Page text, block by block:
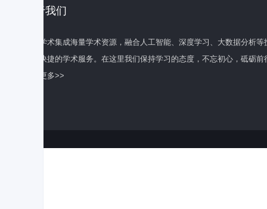
关于我们
百度学术集成海量学术资源，融合人工智能、深度学习、大数据分析
全面快捷的学术服务。在这里我们保持学习的态度，不忘初心，砥砺前
了解更多>>